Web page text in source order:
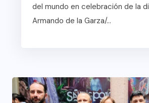
del mundo en celebración de la
Armando de la Garza/...